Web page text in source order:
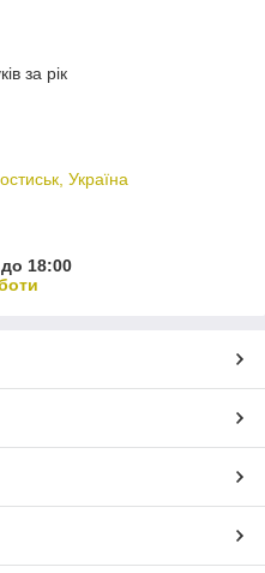
за рік
Україна
18:00